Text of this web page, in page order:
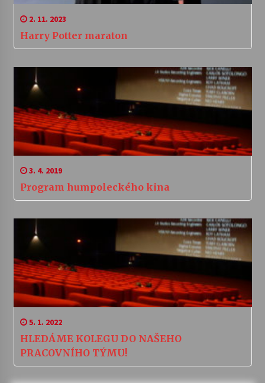
2. 11. 2023
Harry Potter maraton
3. 4. 2019
Program humpoleckého kina
5. 1. 2022
HLEDÁME KOLEGU DO NAŠEHO
PRACOVNÍHO TÝMU!